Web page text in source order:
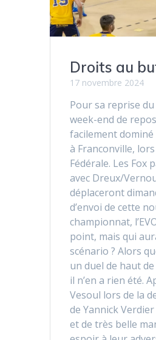
Droits au
17 novembre 2024
Pour sa reprise
week-end de
facilement dominé
à Franconville,
Fédérale. Les Fox
avec Dreux/
déplaceront
d’envoi de cette
championnat,
point, mais qui
scénario ? Alors
un duel de haut
il n’en a rien été.
Vesoul lors de la
de Yannick
et de très belle